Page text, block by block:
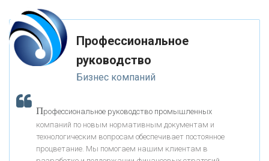
«ФК ОТКРЫТИЕ»
«ЗАПСИБКОМБАНК»
«РОСЕВРОБАНК»
«ПРЕСС-СЛУЖБА ВТБ24»
«АВТОГРАДБАНК»
Профессиональное
руководство
Бизнес компаний
Профессиональное руководство промышленных
компаний по новым нормативным документам и
технологическим вопросам обеспечивает постоянное
процветание. Мы помогаем нашим клиентам в